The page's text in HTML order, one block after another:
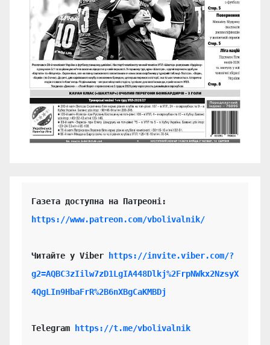
https://www.patreon.com/vbolivalnik/
Читайте у Viber
https://invite.viber.com/?
g2=AQBC3zIilw7zD1LgIA448Dlkj%2FrpNWkx2NzsyX
4QgLIn9HbaFrR%2B6nXBgCaKMBDj
Telegram https://t.me/vbolivalnik